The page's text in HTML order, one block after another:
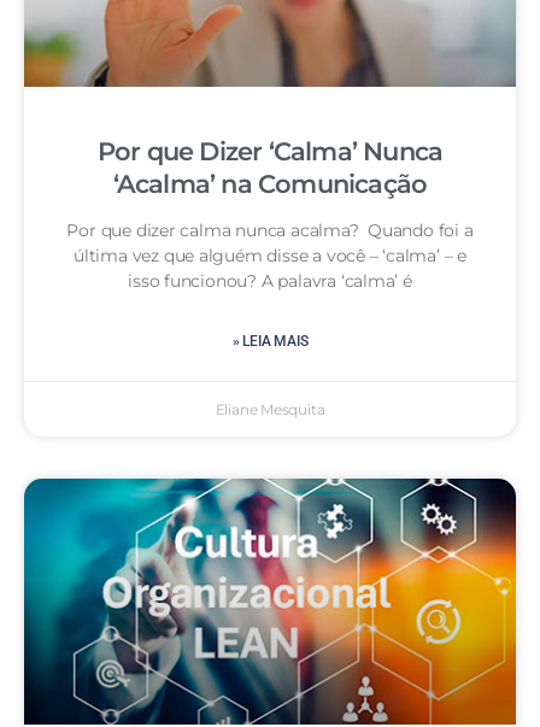
Por que Dizer ‘Calma’ Nunca
‘Acalma’ na Comunicação
Por que dizer calma nunca acalma? Quando foi a
última vez que alguém disse a você – ‘calma’ – e
isso funcionou? A palavra ‘calma’ é
» LEIA MAIS
Eliane Mesquita